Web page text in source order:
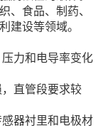
、食品、制药、
建设等领域。
力和电导率变化
直管段要求较
器衬里和电极材